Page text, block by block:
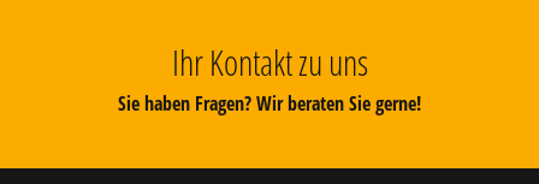
Ihr Kontakt zu uns
Sie haben Fragen? Wir beraten Sie gerne!